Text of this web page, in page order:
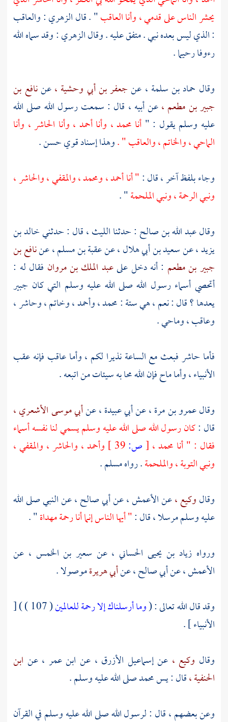
يحشر الناس على قدمي ، وأنا العاقب" . قالالزهري: والعاقب
: الذي ليس بعده نبي . متفق عليه . وقالالزهري: وقد سماه الله
رءوفا رحيما .
وقال حماد بن سلمة ، عنجعفر بن أبي وحشية ،عننافع بن
جبير بن مطعم ،عن أبيه ، قال : سمعت رسول الله صلى الله
عليه وسلم يقول : " أنا محمد ، وأنا أحمد ، وأنا الحاشر ، وأنا
الماحي ، والخاتم ، والعاقب " .وهذا إسناد قوي حسن .
وجاء بلفظ آخر ، قال :" أنا أحمد ،ومحمد ،والمقفي ، والحاشر ،
ونبي الرحمة ، ونبي الملحمة" .
وقالعبد الله بن صالح : حدثناالليث ،قال : حدثنيخالد بن
يزيد ،عنسعيد بن أبي هلال ،عنعقبة بن مسلم ،عننافع بن
جبير بن مطعم : أنه دخل علىعبد الملك بن مروان فقال له :
أتحصي أسماء رسول الله صلى الله عليه وسلم التي كان جبير
يعدها ؟ قال : نعم ، هي ستة :محمد ،وأحمد ، وخاتم ، وحاشر ،
وعاقب ، وماحي .
فأما حاشر فبعث مع الساعة نذيرا لكم ، وأما عاقب فإنه عقب
الأنبياء ، وأما ماح فإن الله محا به سيئات من اتبعه .
وقالعمرو بن مرة ،عنأبي عبيدة ،عنأبي موسى الأشعري ،
قال :كان رسول الله صلى الله عليه وسلم يسمي لنا نفسه أسماء
فقال : " أنا محمد ، [ص:
وأحمد ، والحاشر ، والمقفي ،
ونبي التوبة ، والملحمة. رواهمسلم.
وقالوكيع ،عنالأعمش ،عنأبي صالح ،عن النبي صلى الله
عليه وسلم مرسلا ، قال :" أيها الناس إنما أنا رحمة مهداة" .
ورواه زياد بن يحيى الحساني ،عن سعير بن الخمس ، عن
الأعمش ،عنأبي صالح ،عنأبي هريرةموصولا .
وقد قال الله تعالى : (وما أرسلناك إلا رحمة للعالمين
( 107 ) ) [
الأنبياء ] .
وقال وكيع ، عنإسماعيل الأزرق ،عن ابن عمر ،عن ابن
الحنفية ،قال : يسمحمدصلى الله عليه وسلم .
وعن بعضهم ، قال : لرسول الله صلى الله عليه وسلم في القرآن